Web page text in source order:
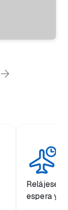
Relájese
espera y